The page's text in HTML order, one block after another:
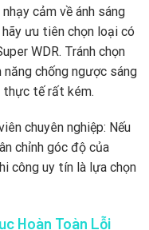
cảm về ánh sáng
ưu tiên chọn loại có
WDR. Tránh chọn
chống ngược sáng
thực tế rất kém.
chuyên nghiệp: Nếu
chỉnh góc độ của
công uy tín là lựa chọn
Hoàn Toàn Lỗi